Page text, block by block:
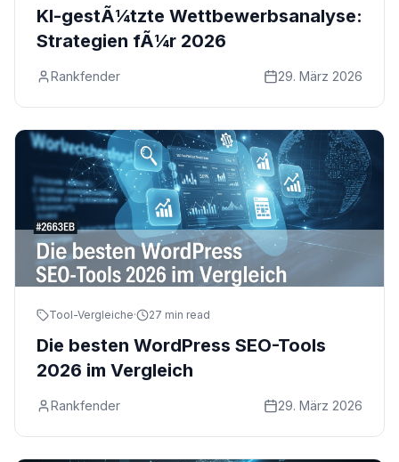
KI-gestÃ¼tzte Wettbewerbsanalyse:
Strategien fÃ¼r 2026
Rankfender 29. März 2026
Tool-Vergleiche· 27 min read
Die besten WordPress SEO-Tools
2026 im Vergleich
Rankfender 29. März 2026